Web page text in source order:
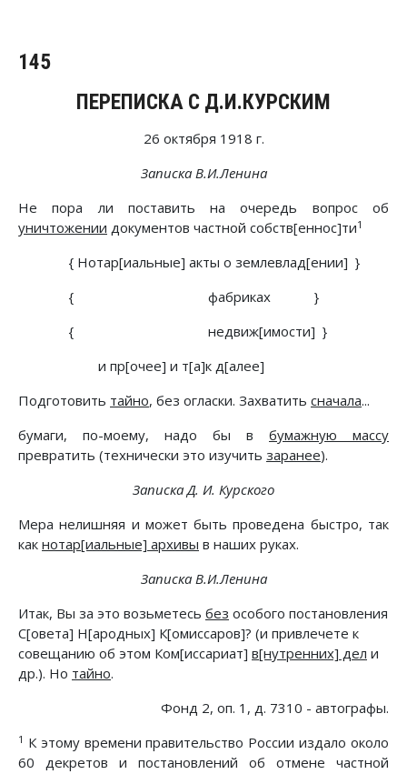
145
ПЕРЕПИСКА С Д.И.КУРСКИМ
26 октября 1918 г.
Записка В.И.Ленина
Не пора ли поставить на очередь вопрос об
уничтожении документов частной собств[енноc]ти1
{ Нотар[иальные] акты о землевлад[ении] }
{ фабриках }
{ недвиж[имости] }
и пр[очее] и т[а]к д[алее]
Подготовить тайно, без огласки. Захватить сначала...
бумаги, по-моему, надо бы в бумажную массу
превратить (технически это изучить заранее).
Записка Д. И. Курского
Мера нелишняя и может быть проведена быстро, так
как нотар[иальные] архивы в наших руках.
Записка В.И.Ленина
Итак, Вы за это возьметесь без особого постановления
С[овета] Н[ародных] К[омиссаров]? (и привлечете к
совещанию об этом Ком[иссариат] в[нутренних] дел и
др.). Но тайно.
Фонд 2, оп. 1, д. 7310 - автографы.
1 К этому времени правительство России издало около
60 декретов и постановлений об отмене частной